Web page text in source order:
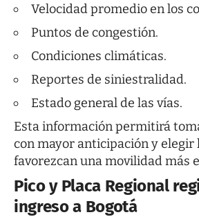
Velocidad promedio en los
Puntos de congestión.
Condiciones climáticas.
Reportes de siniestralidad.
Estado general de las vías.
Esta información permitirá
con mayor anticipación y elegir
favorezcan una movilidad más
Pico y Placa Regional
ingreso a Bogotá